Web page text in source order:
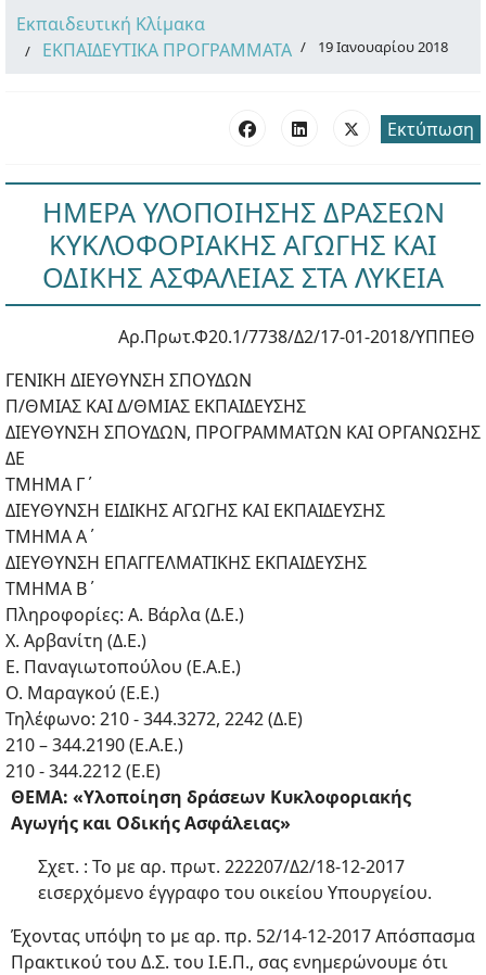
Εκπαιδευτική Κλίμακα
ΕΚΠΑΙΔΕΥΤΙΚΑ ΠΡΟΓΡΑΜΜΑΤΑ
19 Ιανουαρίου 2018
Εκτύπωση
ΗΜΕΡΑ ΥΛΟΠΟΙΗΣΗΣ ΔΡΑΣΕΩΝ
ΚΥΚΛΟΦΟΡΙΑΚΗΣ ΑΓΩΓΗΣ ΚΑΙ
ΟΔΙΚΗΣ ΑΣΦΑΛΕΙΑΣ ΣΤΑ ΛΥΚΕΙΑ
Αρ.Πρωτ.Φ20.1/7738/Δ2/17-01-2018/ΥΠΠΕΘ
ΓΕΝΙΚΗ ΔΙΕΥΘΥΝΣΗ ΣΠΟΥΔΩΝ
Π/ΘΜΙΑΣ ΚΑΙ Δ/ΘΜΙΑΣ ΕΚΠΑΙΔΕΥΣΗΣ
ΔΙΕΥΘΥΝΣΗ ΣΠΟΥΔΩΝ, ΠΡΟΓΡΑΜΜΑΤΩΝ ΚΑΙ ΟΡΓΑΝΩΣΗΣ
ΔΕ
ΤΜΗΜΑ Γ΄
ΔΙΕΥΘΥΝΣΗ ΕΙΔΙΚΗΣ ΑΓΩΓΗΣ ΚΑΙ ΕΚΠΑΙΔΕΥΣΗΣ
ΤΜΗΜΑ Α΄
ΔΙΕΥΘΥΝΣΗ ΕΠΑΓΓΕΛΜΑΤΙΚΗΣ ΕΚΠΑΙΔΕΥΣΗΣ
ΤΜΗΜΑ Β΄
Πληροφορίες: Α. Βάρλα (Δ.Ε.)
Χ. Αρβανίτη (Δ.Ε.)
Ε. Παναγιωτοπούλου (Ε.Α.Ε.)
Ο. Μαραγκού (Ε.Ε.)
Τηλέφωνο: 210 - 344.3272, 2242 (Δ.Ε)
210 – 344.2190 (Ε.Α.Ε.)
210 - 344.2212 (Ε.Ε)
ΘΕΜΑ: «Υλοποίηση δράσεων Κυκλοφοριακής
Αγωγής και Οδικής Ασφάλειας»
Σχετ. : Το με αρ. πρωτ. 222207/Δ2/18-12-2017
εισερχόμενο έγγραφο του οικείου Υπουργείου.
Έχοντας υπόψη το με αρ. πρ. 52/14-12-2017 Απόσπασμα
Πρακτικού του Δ.Σ. του Ι.Ε.Π., σας ενημερώνουμε ότι